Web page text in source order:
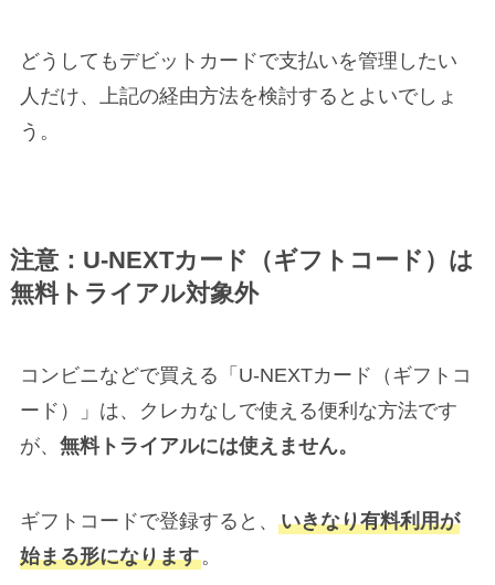
どうしてもデビットカードで支払いを管理したい
人だけ、上記の経由方法を検討するとよいでしょ
う。
注意：U-NEXTカード（ギフトコード）は
無料トライアル対象外
コンビニなどで買える「U-NEXTカード（ギフトコ
ード）」は、クレカなしで使える便利な方法です
が、 無料トライアルには使えません。
ギフトコードで登録すると、 いきなり有料利用が
始まる形になります。